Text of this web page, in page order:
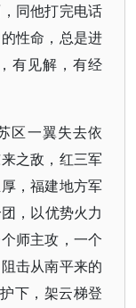
同他打完电话
性命，总是进
有见解，有经
区一翼失去依
之敌，红三军
，福建地方军
，以优势火力
师主攻，一个
击从南平来的
下，架云梯登